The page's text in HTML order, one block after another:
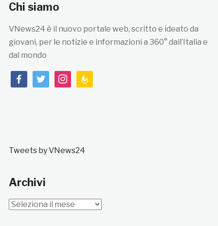
Chi siamo
VNews24 è il nuovo portale web, scritto e ideato da
giovani, per le notizie e informazioni a 360° dall’Italia e
dal mondo
facebooktwitterinstagramfeedburner
Tweets by VNews24
Archivi
Archivi